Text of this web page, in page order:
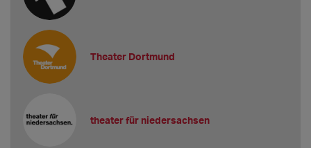
Theater Dortmund
theater für niedersachsen